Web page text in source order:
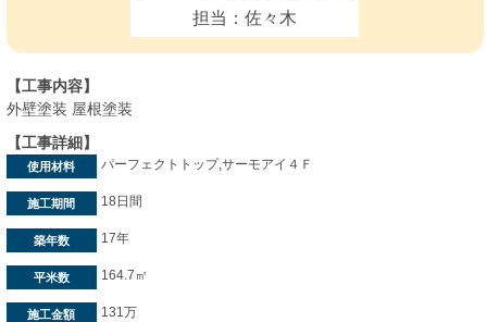
担当：佐々木
【工事内容】
外壁塗装 屋根塗装
【工事詳細】
使用材料 パーフェクトトップ,サーモアイ４Ｆ
施工期間 18日間
築年数 17年
平米数 164.7㎡
施工金額 131万